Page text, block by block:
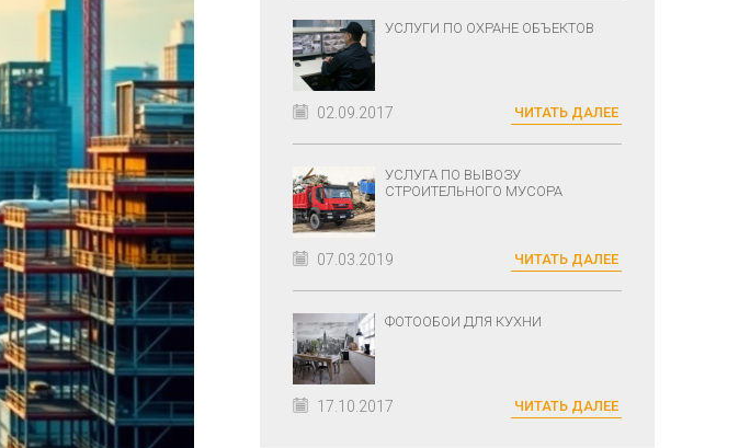
УСЛУГИ ПО ОХРАНЕ ОБЪЕКТОВ
02.09.2017 ЧИТАТЬ ДАЛЕЕ
УСЛУГА ПО ВЫВОЗУ
СТРОИТЕЛЬНОГО МУСОРА
07.03.2019 ЧИТАТЬ ДАЛЕЕ
ФОТООБОИ ДЛЯ КУХНИ
17.10.2017 ЧИТАТЬ ДАЛЕЕ